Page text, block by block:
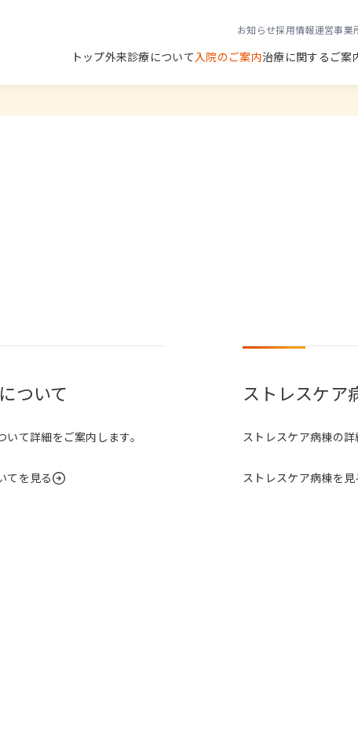
トップ外来診療について入院のご案内治療に関するご案
お知らせ採用情報運営事業
ついて
いて詳細をご案内します。
てを見る
ストレスケア
ストレスケア病棟の詳
ストレスケア病棟を見